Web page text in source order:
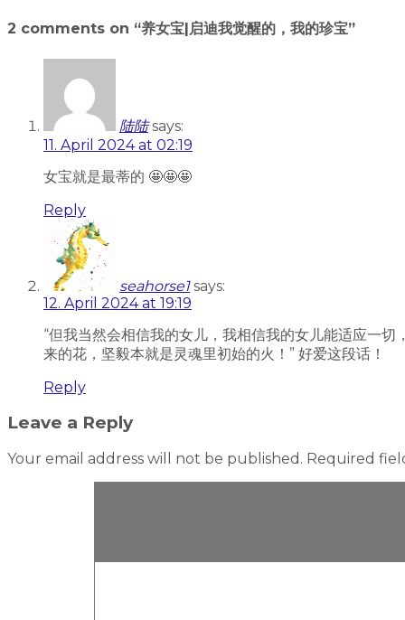
2 comments on “养女宝|启迪我觉醒的，我的珍宝”
陆陆 says:
11. April 2024 at 02:19
女宝就是最蒂的 🤩🤩🤩
Reply
seahorse1 says:
12. April 2024 at 19:19
“但我当然会相信我的女儿，我相信我的女儿能适应一
来的花，坚毅本就是灵魂里初始的火！” 好爱这段话！
Reply
Leave a Reply
Your email address will not be published. Required